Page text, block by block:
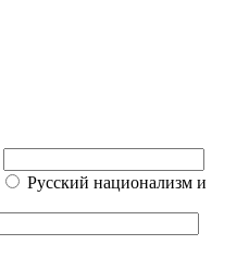
Русский национализм и